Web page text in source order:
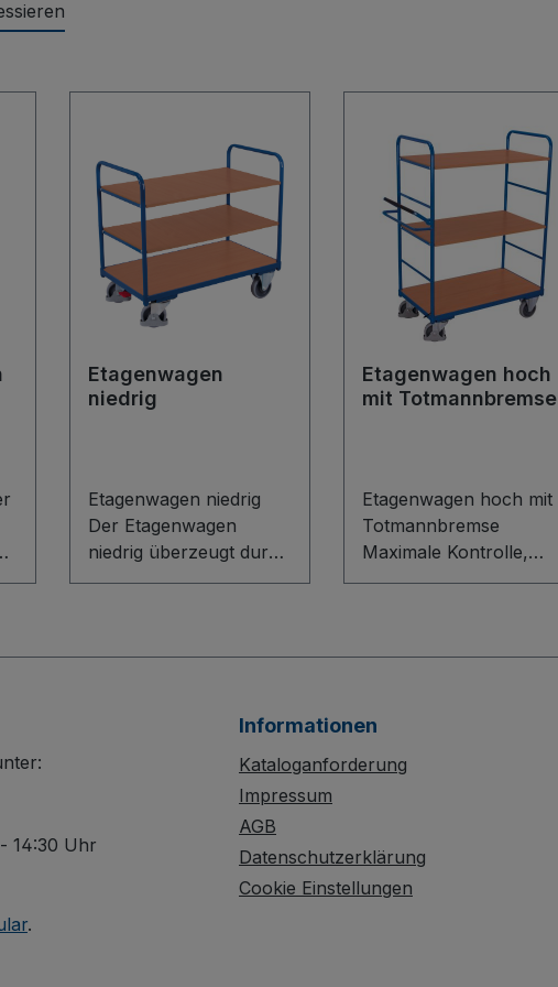
Etagenwagen
niedrig
Etagenwagen niedrig
Der Etagenwagen
niedrig überzeugt durch
ein flexibles Baukasten-
robusten Etagenböden
Die Böden lassen sich
bequem einhängen und
variabel herausnehmen.
oberflächengeschützte,
schlag- und kratzfeste
Konstruktion sorgt für
Etagenwagen hoch
mit Totmannbremse
Etagenwagen hoch mit
Totmannbremse
Maximale Kontrolle,
flexible Ordnung: Der
überzeugt durch sein
L-Profil-Boden und
variabel einhängbaren
Totmannsteuerung und
zusätzlichem Griffbügel
14:30 Uhr
.
Informationen
Kataloganforderung
Impressum
AGB
Datenschutzerklärung
Cookie Einstellungen